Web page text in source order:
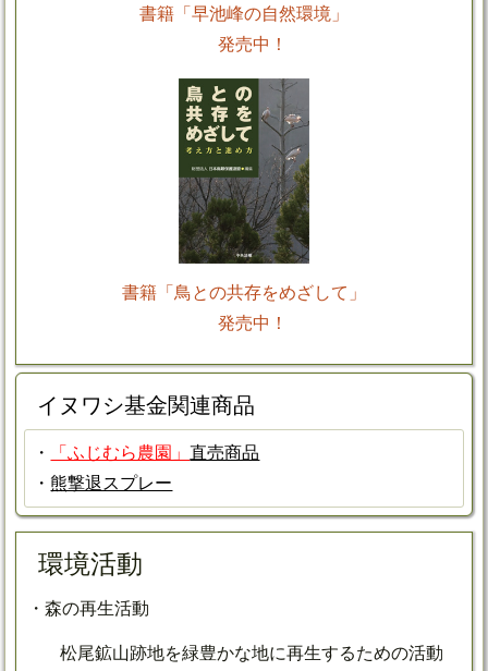
書籍「早池峰の自然環境」
発売中！
書籍「鳥との共存をめざして」
発売中！
イヌワシ基金関連商品
・ 「ふじむら農園」直売商品
・熊撃退スプレー
環境活動
・森の再生活動
松尾鉱山跡地を緑豊かな地に再生するための活動